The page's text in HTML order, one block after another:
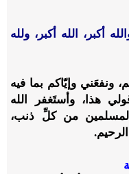
أكبر، الله أكبر، ولله
ونفعَني وإيّاكم بما فيه
هذا، وأستَغفر الله
من كلِّ ذنب،